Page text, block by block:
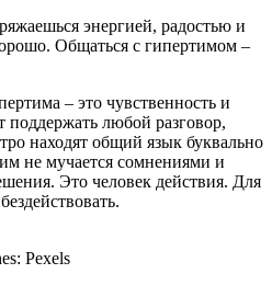
энергией, радостью и
Общаться с гипертимом –
– это чувственность и
любой разговор,
находят общий язык буквально
не мучается сомнениями и
Это человек действия. Для
Pexels